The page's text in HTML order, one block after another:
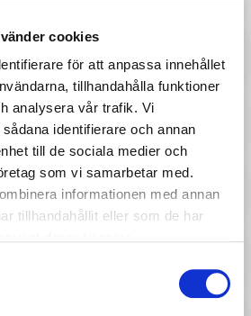
cookies
för att anpassa innehållet
tillhandahålla funktioner
analysera vår trafik. Vi
identifierare och annan
till de sociala medier och
som vi samarbetar med.
informationen med annan
tillhandahållit eller som de har
-
Miniland - Docka Valentina
med sparkdräkt, 38 cm
Llorens spansk docka - Elsa